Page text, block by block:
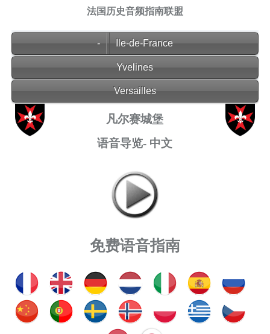
法国历史音频指南联盟
- Ile-de-France
Yvelines
Versailles
凡尔赛城堡
语音导览- 中文
免费语音指南